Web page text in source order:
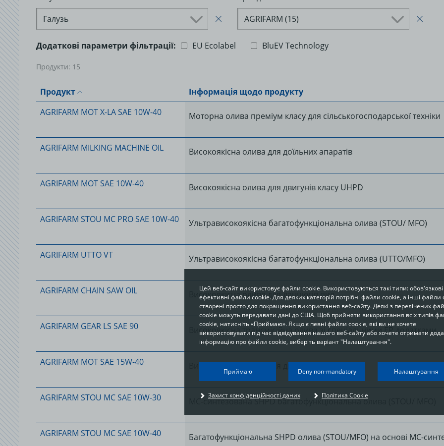
Цей веб-сайт використовує файли cookie. Використовуються такі типи: обов'язкові
ефективні файли cookie. Для деяких категорій потрібні файли cookie, а інші файли
створені просто для покращення використання веб-сайту. Деякі з перелічених
cookie можуть передавати дані до США. Щоб прийняти використання всіх типів
cookie, натисніть «Приймаю». Якщо є певні файли cookie, які ви не хочете
використовувати під час відвідування нашого веб-сайту або хочете отримати
інформацію про файли cookie, виберіть варіант "Налаштування".
Your privacy
use cookies. The data usually does not identify you directly; however, it can help you
privacy, you can choose not to accept some types of cookies. Click on the different
categories on the left to learn more and change the default settings. The cookie
options that you select on this page are used each time you visit one of our pages
at www.fuchs.com.
Приймаю Deny non-mandatory Налаштування
Захист конфіденційності даних Політика Cookie
Галузь
AGRIFARM (15)
Додаткові параметри фільтрації: EU Ecolabel BluEV Technology
Продукти: 15
Продукт
Інформація щодо продукту
AGRIFARM MOT X-LA SAE 10W-40
Моторна олива преміум класу для сільськогосподарської техніки
AGRIFARM MILKING MACHINE OIL Високоякісна олива для доїльних апаратів
AGRIFARM MOT SAE 10W-40 Високоякісна олива для двигунів класу UHPD
AGRIFARM STOU MC PRO SAE 10W-40 Ультрависокоякісна багатофункціональна олива (STOU/ MFO)
AGRIFARM UTTO VT Ультрависокоякісна багатофункціональна олива (UTTO/MFO)
AGRIFARM CHAIN SAW OIL Високоякісна олива для ланцюгів пил
AGRIFARM GEAR LS SAE 90 Високоякісна трансмісійна олива зі спеціальними ЕР додатками
AGRIFARM MOT SAE 15W-40 Високоякісна олива для двигунів класу SHPD
AGRIFARM STOU MC SAE 10W-30 МС-синтезована SHPD багатофункціональна олива (STOU/ MFO)
AGRIFARM STOU MC SAE 10W-40 Багатофункціональна SHPD олива (STOU/MFO) на основі МС-